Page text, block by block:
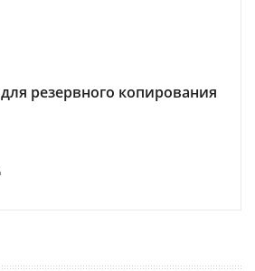
резервного копирования